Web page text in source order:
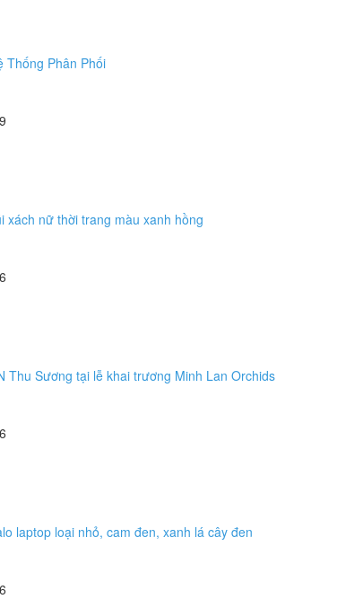
Thống Phân Phối
xách nữ thời trang màu xanh hồng
Thu Sương tại lễ khai trương Minh Lan Orchids
laptop loại nhỏ, cam đen, xanh lá cây đen